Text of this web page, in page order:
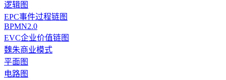
逻辑图
EPC事件过程链图
BPMN2.0
EVC企业价值链图
魏朱商业模式
平面图
电路图